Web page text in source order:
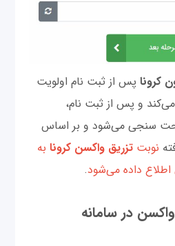
کرونا پس از ثبت نام اولویت
و پس از ثبت نام،
سنجی می‌شود و بر اساس
نوبتتزریق واکسن کرونا به
اطلاع داده می‌شود.
در سامانه